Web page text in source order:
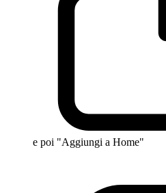
e poi "Aggiungi a Home"